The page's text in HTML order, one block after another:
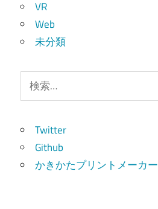
VR
Web
未分類
索:
Twitter
Github
かきかたプリントメーカー